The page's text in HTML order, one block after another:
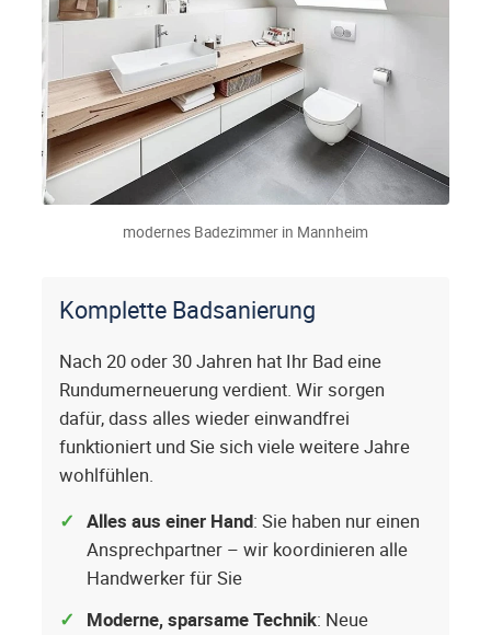
modernes Badezimmer in Mannheim
Komplette Badsanierung
Nach 20 oder 30 Jahren hat Ihr Bad eine
Rundumerneuerung verdient. Wir sorgen
dafür, dass alles wieder einwandfrei
funktioniert und Sie sich viele weitere Jahre
wohlfühlen.
Alles aus einer Hand: Sie haben nur einen
Ansprechpartner – wir koordinieren alle
Handwerker für Sie
Moderne, sparsame Technik: Neue